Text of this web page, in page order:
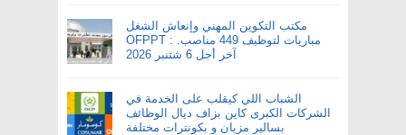
مكتب التكوين المهني وإنعاش الشغل
OFPPT : مباريات لتوظيف 449 مناصب.
آخر أجل 6 شتنبر 2026
الشباب اللي كيقلب على الخدمة في
الشركات الكبرى كاين بزاف ديال الوظائف
بسالير مزيان و بكونترات مختلفة